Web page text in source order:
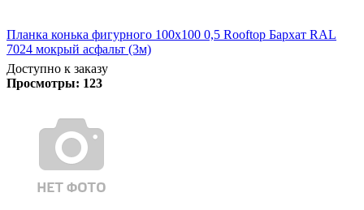
Планка конька фигурного 100x100 0,5 Rooftop Бархат RAL
7024 мокрый асфальт (3м)
Доступно к заказу
Просмотры: 123